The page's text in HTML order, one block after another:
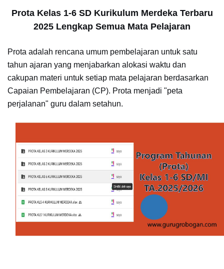
Prota Kelas 1-6 SD Kurikulum Merdeka Terbaru
2025 Lengkap Semua Mata Pelajaran
Prota adalah rencana umum pembelajaran untuk satu
tahun ajaran yang menjabarkan alokasi waktu dan
cakupan materi untuk setiap mata pelajaran berdasarkan
Capaian Pembelajaran (CP). Prota menjadi "peta
perjalanan" guru dalam setahun.